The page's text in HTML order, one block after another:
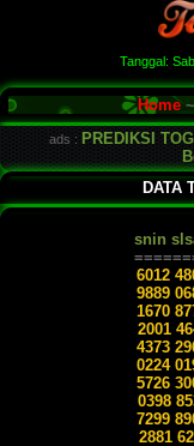
Tanggal:
Home ~
ads : PREDIKSI
DATA
snin
6012
9889
1670
2001
4373
0224
5726
0398
7299
2881